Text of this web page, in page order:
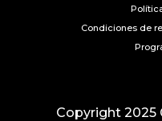
Condiciones de
Copyright 2025